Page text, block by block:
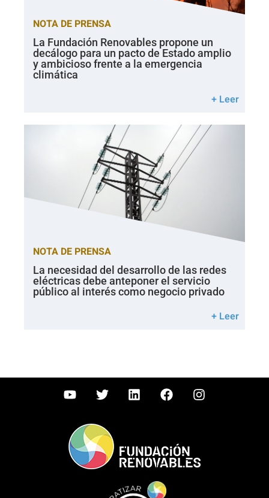
NOTA DE PRENSA
La Fundación Renovables propone un
decálogo para un pacto de Estado amplio
y ambicioso frente a la emergencia
climática
+ Leer
NOTA DE PRENSA
La necesidad del desarrollo de las redes
eléctricas debe anteponer el servicio
público al interés como negocio privado
+ Leer